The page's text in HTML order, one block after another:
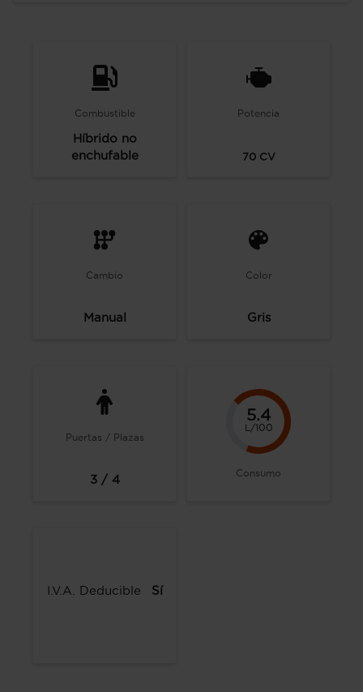
Combustible
Híbrido no
enchufable
Potencia
70CV
Cambio
Manual
Color
Gris
Puertas / Plazas
3 / 4
5.4
L/100
Consumo
I.V.A. Deducible Sí